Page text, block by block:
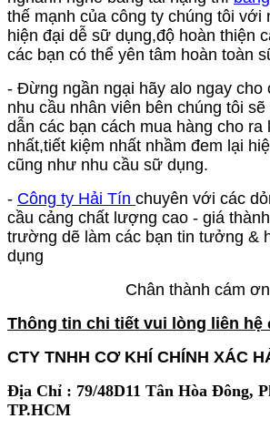
thế mạnh của công ty chúng tôi với
hiện đại dễ sữ dụng,độ hoàn thiện
các bạn có thể yên tâm hoàn toàn
- Đừng ngần ngại hãy alo ngay cho
nhu cầu nhân viên bên chúng tôi
dẫn các bạn cách mua hàng cho ra
nhất,tiết kiệm nhất nhầm đem lại
cũng như nhu cầu sữ dụng.
- Công ty Hải Tín chuyên với các
cầu cảng chất lượng cao - giá
trường dẽ làm các bạn tin tưởng &
dụng
Chân thành cám ơn
Thông tin chi tiết vui lòng liên
CTY TNHH CƠ KHÍ CHÍNH XÁC
Địa Chỉ : 79/48D11 Tân Hòa Đông,
TP.HCM